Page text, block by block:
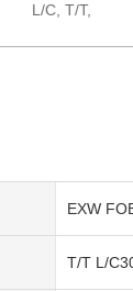
L/C, T/T,
EXW
T/T L/